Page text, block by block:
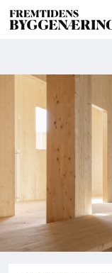
Prosjekter
Bygg-guiden
Logg inn
Bygg